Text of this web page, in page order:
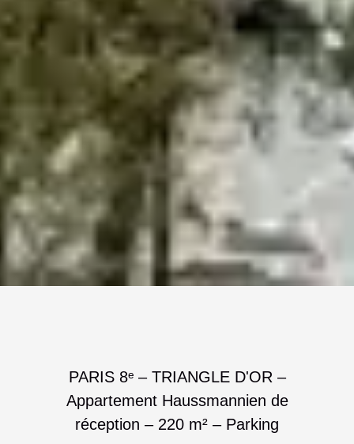
PARIS 8ᵉ – TRIANGLE D'OR –
Appartement Haussmannien de
réception – 220 m² – Parking